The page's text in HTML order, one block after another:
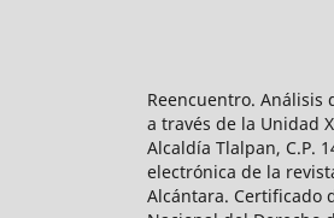
Reencuentro. Análisis
a través de la Unidad
Alcaldía Tlalpan, C.P.
electrónica de la
Alcántara. Certificado